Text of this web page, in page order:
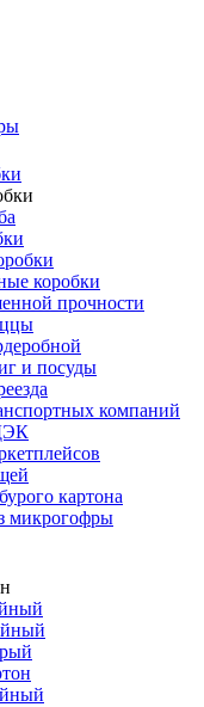
коробки
прочности
и посуды
компаний
картона
микрогофры